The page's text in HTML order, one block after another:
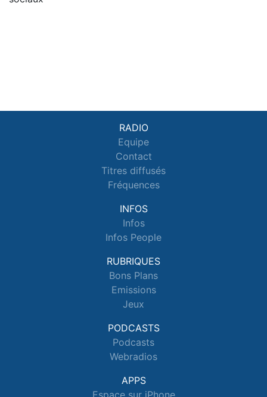
RADIO
Equipe
Contact
Titres diffusés
Fréquences
INFOS
Infos
Infos People
RUBRIQUES
Bons Plans
Emissions
Jeux
PODCASTS
Podcasts
Webradios
APPS